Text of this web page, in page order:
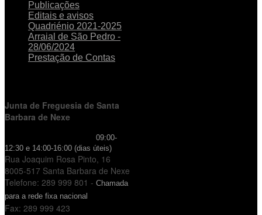
Publicações
Editais e avisos
Quadriénio 2021-2025
Arraial de São Pedro -
28/06/2024
Prestação de Contas
Junta de Freguesia de Santa
Barbara de Nexe
09:00-
12:30 e 14:00-16:00 (dias úteis)
Rua Joaquim Rosa Pinto, 16
8005-517 Santa Barbara de Nexe
Telefone: 289 999 801 - Chamada
para a rede fixa nacional
Fax: 289 999 423